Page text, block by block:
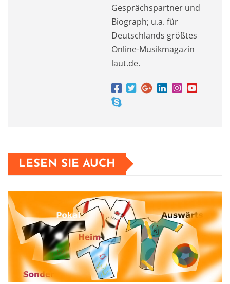
Gesprächspartner und
Biograph; u.a. für
Deutschlands größtes
Online-Musikmagazin
laut.de.
LESEN SIE AUCH